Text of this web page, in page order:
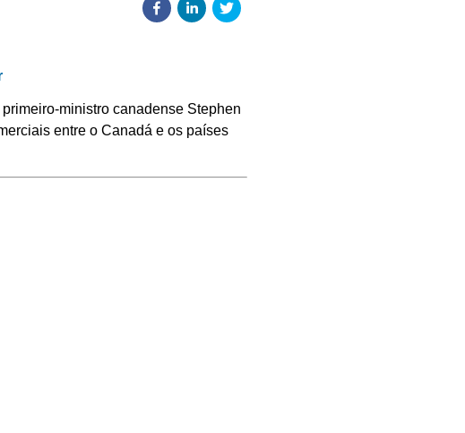
ministro canadense Stephen
entre o Canadá e os países